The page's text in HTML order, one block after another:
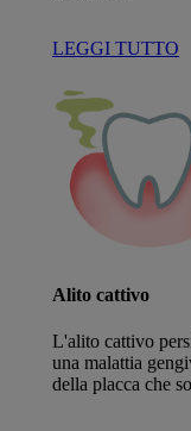
LEGGI TUTTO
Alito cattivo
L'alito cattivo
una malattia
della placca che